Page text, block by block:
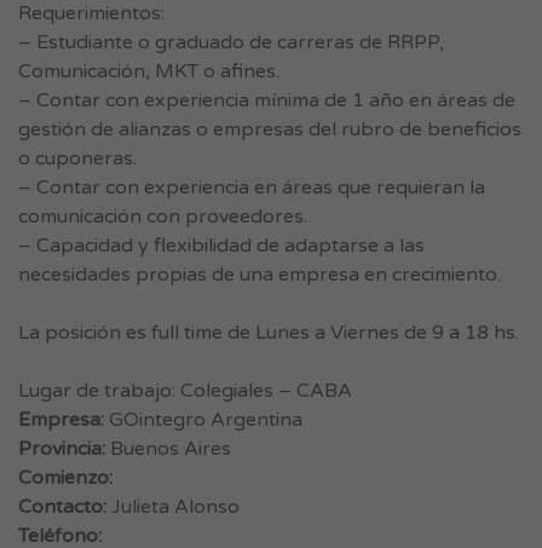
Requerimientos:
– Estudiante o graduado de carreras de RRPP,
Comunicación, MKT o afines.
– Contar con experiencia mínima de 1 año en áreas de
gestión de alianzas o empresas del rubro de beneficios
o cuponeras.
– Contar con experiencia en áreas que requieran la
comunicación con proveedores.
– Capacidad y flexibilidad de adaptarse a las
necesidades propias de una empresa en crecimiento.
La posición es full time de Lunes a Viernes de 9 a 18 hs.
Lugar de trabajo: Colegiales – CABA
Empresa: GOintegro Argentina
Provincia: Buenos Aires
Comienzo:
Contacto: Julieta Alonso
Teléfono: